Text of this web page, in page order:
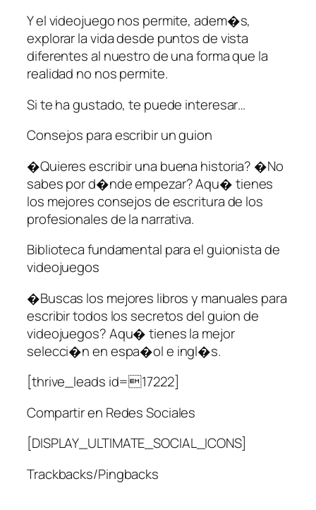
Y el videojuego nos permite, adem�s,
explorar la vida desde puntos de vista
diferentes al nuestro de una forma que la
realidad no nos permite.
Si te ha gustado, te puede interesar…
Consejos para escribir un guion
�Quieres escribir una buena historia? �No
sabes por d�nde empezar? Aqu� tienes
los mejores consejos de escritura de los
profesionales de la narrativa.
Biblioteca fundamental para el guionista de
videojuegos
�Buscas los mejores libros y manuales para
escribir todos los secretos del guion de
videojuegos? Aqu� tienes la mejor
selecci�n en espa�ol e ingl�s.
[thrive_leads id=17222]
Compartir en Redes Sociales
[DISPLAY_ULTIMATE_SOCIAL_ICONS]
Trackbacks/Pingbacks